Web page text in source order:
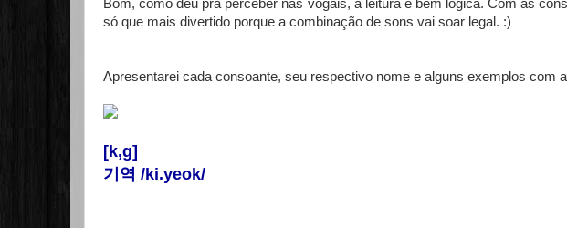
Bom, como deu pra perceber nas vogais, a leitura é bem lógica. Com as
só que mais divertido porque a combinação de sons vai soar legal. :)
Apresentarei cada consoante, seu respectivo nome e alguns exemplos com
[k,g]
기역 /ki.yeok/